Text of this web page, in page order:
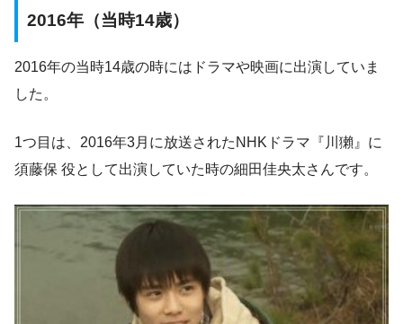
2016年（当時14歳）
2016年の当時14歳の時にはドラマや映画に出演していま
した。
1つ目は、2016年3月に放送されたNHKドラマ『川獺』に
須藤保 役として出演していた時の細田佳央太さんです。